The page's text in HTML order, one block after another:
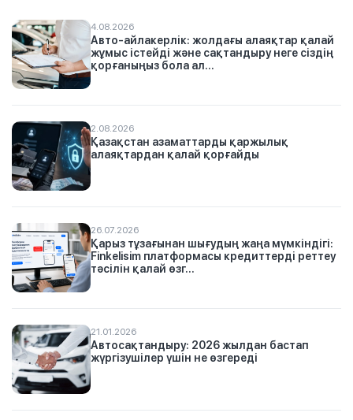
4.08.2026
Авто-айлакерлік: жолдағы алаяқтар қалай
жұмыс істейді және сақтандыру неге сіздің
қорғаныңыз бола ал...
2.08.2026
Қазақстан азаматтарды қаржылық
алаяқтардан қалай қорғайды
26.07.2026
Қарыз тұзағынан шығудың жаңа мүмкіндігі:
Finkelisim платформасы кредиттерді реттеу
тәсілін қалай өзг...
21.01.2026
Автосақтандыру: 2026 жылдан бастап
жүргізушілер үшін не өзгереді